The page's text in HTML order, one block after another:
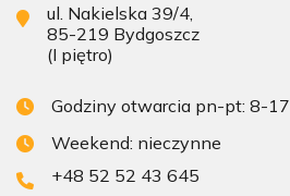
ul. Nakielska 39/4,
85-219 Bydgoszcz
(I piętro)
Godziny otwarcia pn-pt: 8-17
Weekend: nieczynne
+48 52 52 43 645